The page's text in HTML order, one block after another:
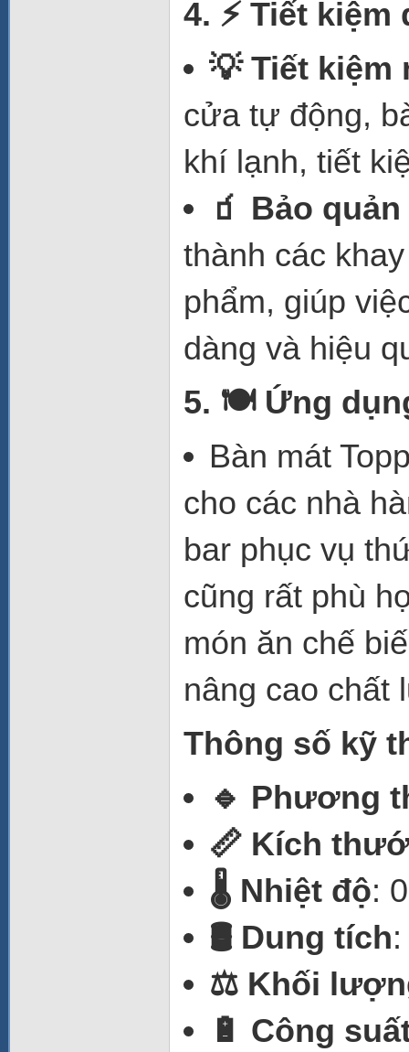
4. ⚡ Tiết
💡 Tiết
cửa tự động,
khí lạnh, tiết
🧃 Bảo
thành các
phẩm, giúp
dàng và hiệu
5. 🍽️ Ứng
Bàn mát
cho các nhà
bar phục vụ
cũng rất phù
món ăn chế
nâng cao chất
Thông số kỹ
🔹 Phương
📏 Kích
🌡️ Nhiệt độ:
🛢️ Dung tích
⚖️ Khối
🔋 Công